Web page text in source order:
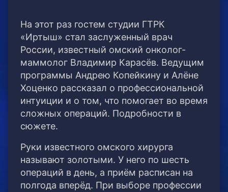
На этот раз гостем студии ГТРК
«Иртыш» стал заслуженный врач
России, известный омский онколог-
маммолог Владимир Карасёв. Ведущим
программы Андрею Копейкину и Алёне
Хоценко рассказал о профессиональной
интуиции и о том, что помогает во время
сложных операций. Подробности в
сюжете.
Руки известного омского хирурга
называют золотыми. У него по шесть
операций в день, а приём расписан на
полгода вперёд. При выборе профессии